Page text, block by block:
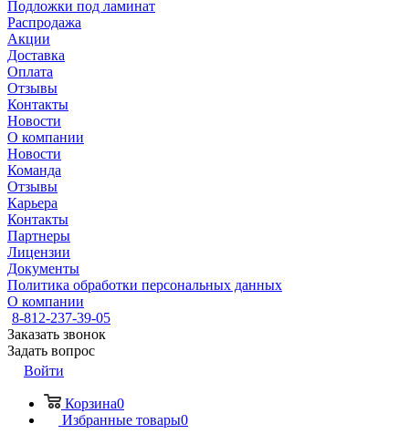
Подложки под ламинат
Распродажа
Акции
Доставка
Оплата
Отзывы
Контакты
Новости
О компании
Новости
Команда
Отзывы
Карьера
Контакты
Партнеры
Лицензии
Документы
Политика обработки персональных данных
О компании
8-812-237-39-05
Заказать звонок
Задать вопрос
Войти
Корзина0
Избранные товары0